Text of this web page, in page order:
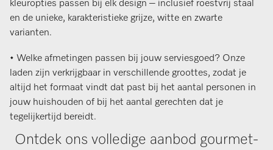
kleuropties passen bij elk design – inclusief roestvrij staal
en de unieke, karakteristieke grijze, witte en zwarte
varianten.
• Welke afmetingen passen bij jouw serviesgoed? Onze
laden zijn verkrijgbaar in verschillende groottes, zodat je
altijd het formaat vindt dat past bij het aantal personen in
jouw huishouden of bij het aantal gerechten dat je
tegelijkertijd bereidt.
Ontdek ons volledige aanbod gourmet-